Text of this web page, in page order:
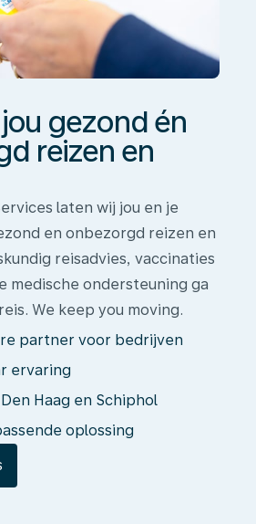
gezond én
reizen en
laten wij jou en je
en onbezorgd reizen en
reisadvies, vaccinaties
medische ondersteuning ga
We keep you moving.
partner voor bedrijven
ervaring
Haag en Schiphol
oplossing